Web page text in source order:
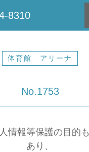
8310
体育館 アリーナ
No.1753
情報等保護の目的も
あり、